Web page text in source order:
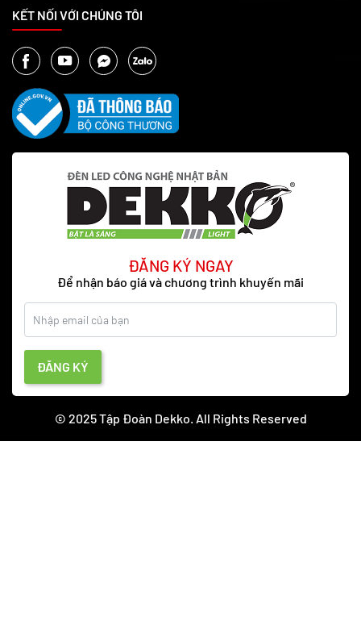
KẾT NỐI VỚI CHÚNG TÔI
ĐĂNG KÝ NGAY
Để nhận báo giá và chương trình khuyến mãi
ĐĂNG KÝ
© 2025 Tập Đoàn Dekko. All Rights Reserved